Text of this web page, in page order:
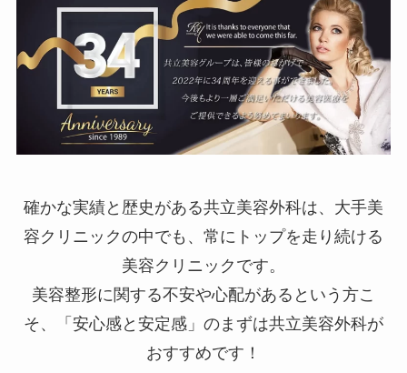
確かな実績と歴史がある共立美容外科は、大手美
容クリニックの中でも、常にトップを走り続ける
美容クリニックです。
美容整形に関する不安や心配があるという方こ
そ、「安心感と安定感」のまずは共立美容外科が
おすすめです！